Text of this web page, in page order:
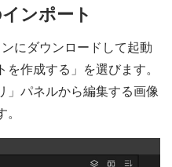
ンポート
にダウンロードして起動
作成する」を選びます。
」パネルから編集する画像